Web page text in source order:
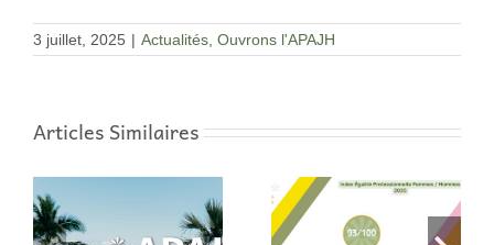
3 juillet, 2025 | Actualités, Ouvrons l'APAJH
Articles Similaires
Index Égalité
Les écrans au